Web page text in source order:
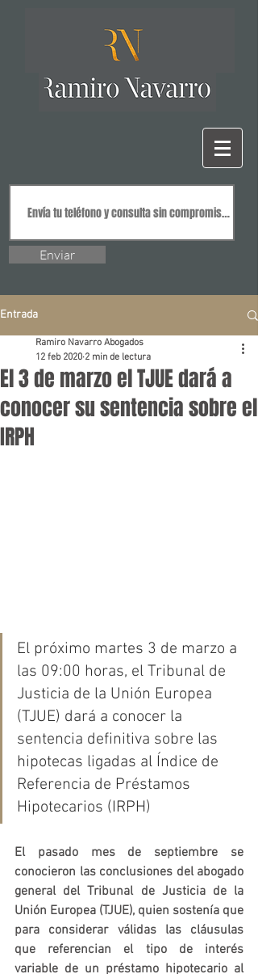
Entrada
El 3 de marzo el TJUE dará a
conocer su sentencia sobre el
IRPH
Ramiro Navarro Abogados
12 feb 2020 2 min de lectura
El próximo martes 3 de marzo a
las 09:00 horas, el Tribunal de
Justicia de la Unión Europea
(TJUE) dará a conocer la
sentencia definitiva sobre las
hipotecas ligadas al Índice de
Referencia de Préstamos
Hipotecarios (IRPH)
El pasado mes de septiembre se
conocieron las conclusiones del abogado
general del Tribunal de Justicia de la
Unión Europea (TJUE), quien sostenía que
para considerar válidas las cláusulas
que referencian el tipo de interés
variable de un préstamo hipotecario al
Enviar